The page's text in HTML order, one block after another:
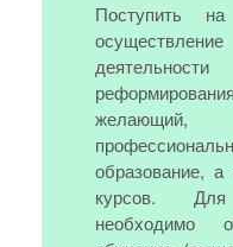
Поступить
желающий,
образование,
курсов.
необходимо